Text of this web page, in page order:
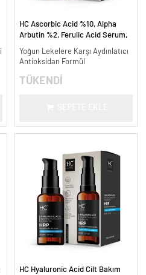
HC Ascorbic Acid %10, Alpha
Arbutin %2, Ferulic Acid Serum,
ml.
Yoğun Lekelere Karşı Aydınlatıcı
Antioksidan Formül
TÜKENDİ
HC Hyaluronic Acid Cilt Bakım